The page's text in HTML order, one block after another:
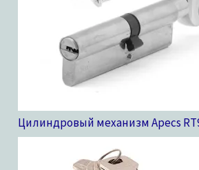
Цилиндровый механизм Apecs RT